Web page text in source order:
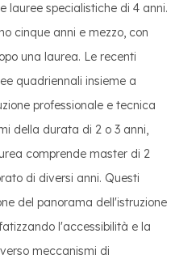
lauree specialistiche di 4 anni.
cinque anni e mezzo, con
una laurea. Le recenti
quadriennali insieme a
professionale e tecnica
della durata di 2 o 3 anni,
comprende master di 2
di diversi anni. Questi
del panorama dell'istruzione
l'accessibilità e la
meccanismi di